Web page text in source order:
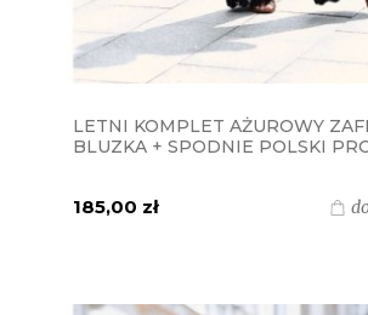
LETNI KOMPLET AŻUROWY
BLUZKA + SPODNIE POLSKI
185,00 zł